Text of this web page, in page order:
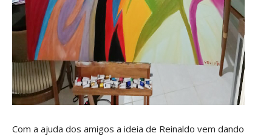
Com a ajuda dos amigos a ideia de Reinaldo vem dando